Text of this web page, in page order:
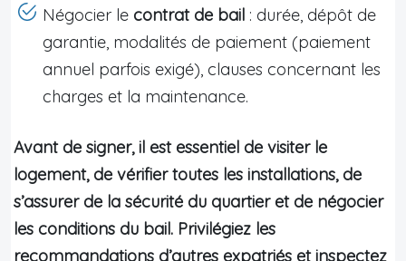
Négocier le contrat de bail : durée, dépôt de
garantie, modalités de paiement (paiement
annuel parfois exigé), clauses concernant les
charges et la maintenance.
Avant de signer, il est essentiel de visiter le
logement, de vérifier toutes les installations, de
s’assurer de la sécurité du quartier et de négocier
les conditions du bail. Privilégiez les
recommandations d’autres expatriés et inspectez